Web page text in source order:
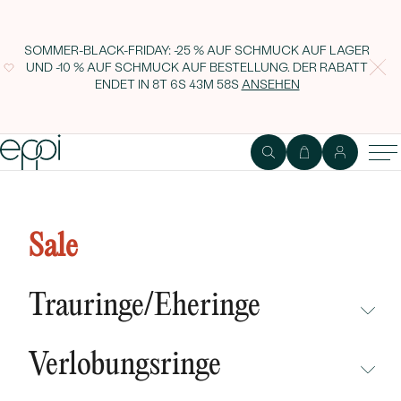
SOMMER-BLACK-FRIDAY: -25 % AUF SCHMUCK AUF LAGER
UND -10 % AUF SCHMUCK AUF BESTELLUNG. DER RABATT
ENDET IN 8T 6S 43M 58S ANSEHEN
Sale
Trauringe/Eheringe
NEUHEITEN
Verlobungsringe
Hundes mit Gravur Pug